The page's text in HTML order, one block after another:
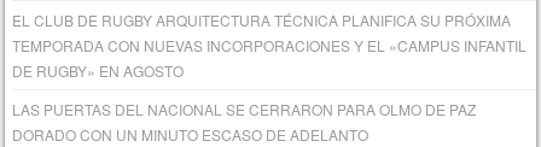
EL CLUB DE RUGBY ARQUITECTURA TÉCNICA PLANIFICA SU PRÓXIMA
TEMPORADA CON NUEVAS INCORPORACIONES Y EL «CAMPUS INFANTIL
DE RUGBY» EN AGOSTO
LAS PUERTAS DEL NACIONAL SE CERRARON PARA OLMO DE PAZ
DORADO CON UN MINUTO ESCASO DE ADELANTO